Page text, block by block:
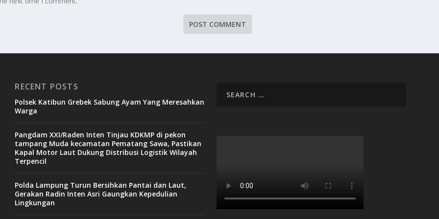
RECENT POSTS
Polsek Katibun Grebek Sabung Ayam Yang Meresahkan
Warga
Pangdam XXI/Raden Inten Tinjau KDKMP di pekon
tampang Muda kecamatan Pematang Sawa, Pastikan
Kapal Motor Laut Dukung Distribusi Logistik Wilayah
Terpencil
Polda Lampung Turun Bersihkan Pantai dan Laut,
Gerakan Radin Inten Asri Gaungkan Kepedulian
Lingkungan